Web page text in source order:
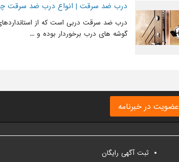
درب ضد سرقت | انواع درب ضد سرقت
درب ضد سرقت دربی است که از
گوشه های درب برخوردار بوده و ...
عضویت در خبرنامه
ثبت آگهی رایگان